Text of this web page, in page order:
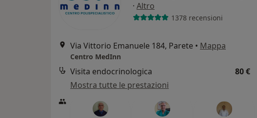
· Altro
1378 recensioni
Via Vittorio Emanuele 184, Parete • Mappa
Centro MedInn
Visita endocrinologica
80 €
Mostra tutte le prestazioni